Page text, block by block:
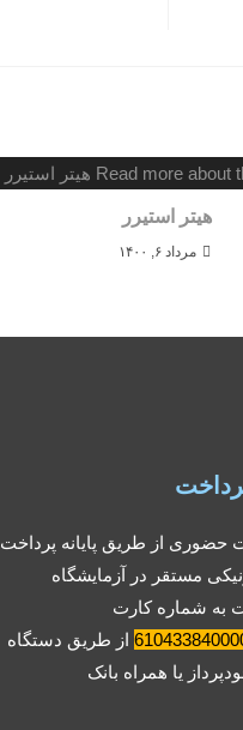
هیتر استیرر
مرداد ۶, ۱۴۰۰
حضوری از طریق پایانه پرداخت
مستقر در آزمایشگاه
به شماره کارت
از طریق دستگاه
یا همراه بانک